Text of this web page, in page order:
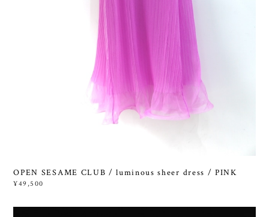
OPEN SESAME CLUB / luminous sheer dress / PINK
¥49,500